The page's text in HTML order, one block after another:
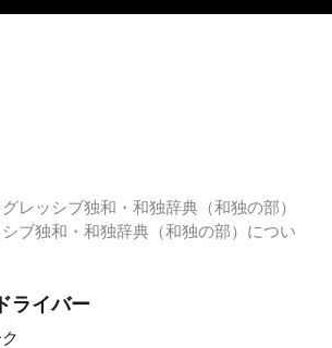
レッシブ独和・和独辞典（和独の部）
ブ独和・和独辞典（和独の部）につい
ライバー